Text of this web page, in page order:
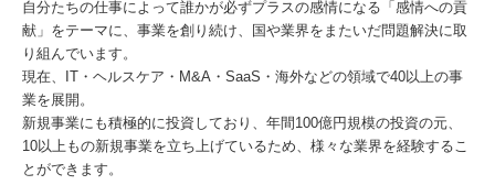
自分たちの仕事によって誰かが必ずプラスの感情になる「感情への貢
献」をテーマに、事業を創り続け、国や業界をまたいだ問題解決に取
り組んでいます。
現在、IT・ヘルスケア・M&A・SaaS・海外などの領域で40以上の事
業を展開。
新規事業にも積極的に投資しており、年間100億円規模の投資の元、
10以上もの新規事業を立ち上げているため、様々な業界を経験するこ
とができます。